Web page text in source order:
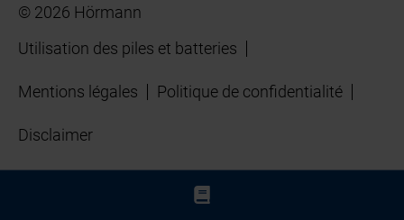
© 2026 Hörmann
Utilisation des piles et batteries
Mentions légales Politique de confidentialité
Disclaimer